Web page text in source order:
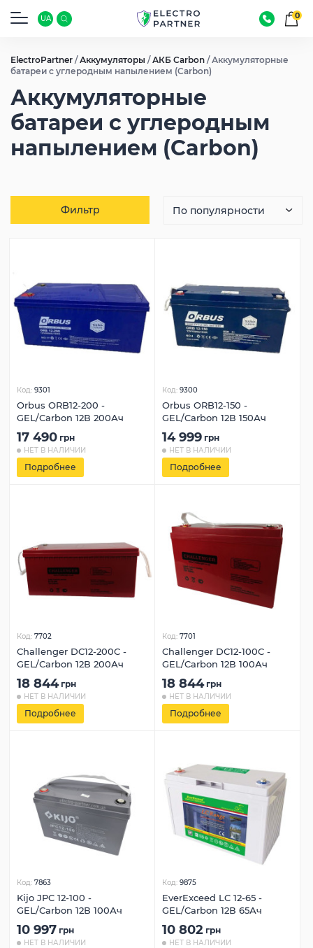
UA 0
ElectroPartner /Аккумуляторы /АКБ Carbon /Аккумуляторные
батареи c углеродным напылением (Carbon)
Аккумуляторные
батареи c углеродным
напылением (Carbon)
Фильтр
Код: 9301
Orbus ORB12-200 -
GEL/Carbon 12В 200Ач
17 490 грн
НЕТ В НАЛИЧИИ
Подробнее
Код: 9300
Orbus ORB12-150 -
GEL/Carbon 12В 150Ач
14 999 грн
НЕТ В НАЛИЧИИ
Подробнее
Код: 7702
Challenger DC12-200C -
GEL/Carbon 12В 200Ач
18 844 грн
НЕТ В НАЛИЧИИ
Подробнее
Код: 7701
Challenger DC12-100C -
GEL/Carbon 12В 100Ач
18 844 грн
НЕТ В НАЛИЧИИ
Подробнее
Код: 7863
Kijo JPC 12-100 -
GEL/Carbon 12В 100Ач
10 997 грн
НЕТ В НАЛИЧИИ
Код: 9875
EverExceed LC 12-65 -
GEL/Carbon 12В 65Ач
10 802 грн
НЕТ В НАЛИЧИИ